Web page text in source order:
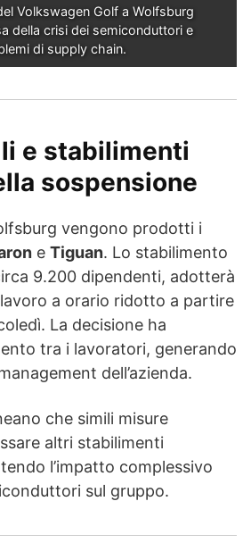
Volkswagen Golf a Wolfsburg
della crisi dei semiconduttori e
di supply chain.
e stabilimenti
sospensione
vengono prodotti i
e Tiguan. Lo stabilimento
9.200 dipendenti, adotterà
a orario ridotto a partire
La decisione ha
tra i lavoratori, generando
dell’azienda.
che simili misure
altri stabilimenti
l’impatto complessivo
sul gruppo.